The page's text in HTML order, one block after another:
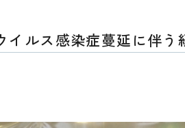
イルス感染症蔓延に伴